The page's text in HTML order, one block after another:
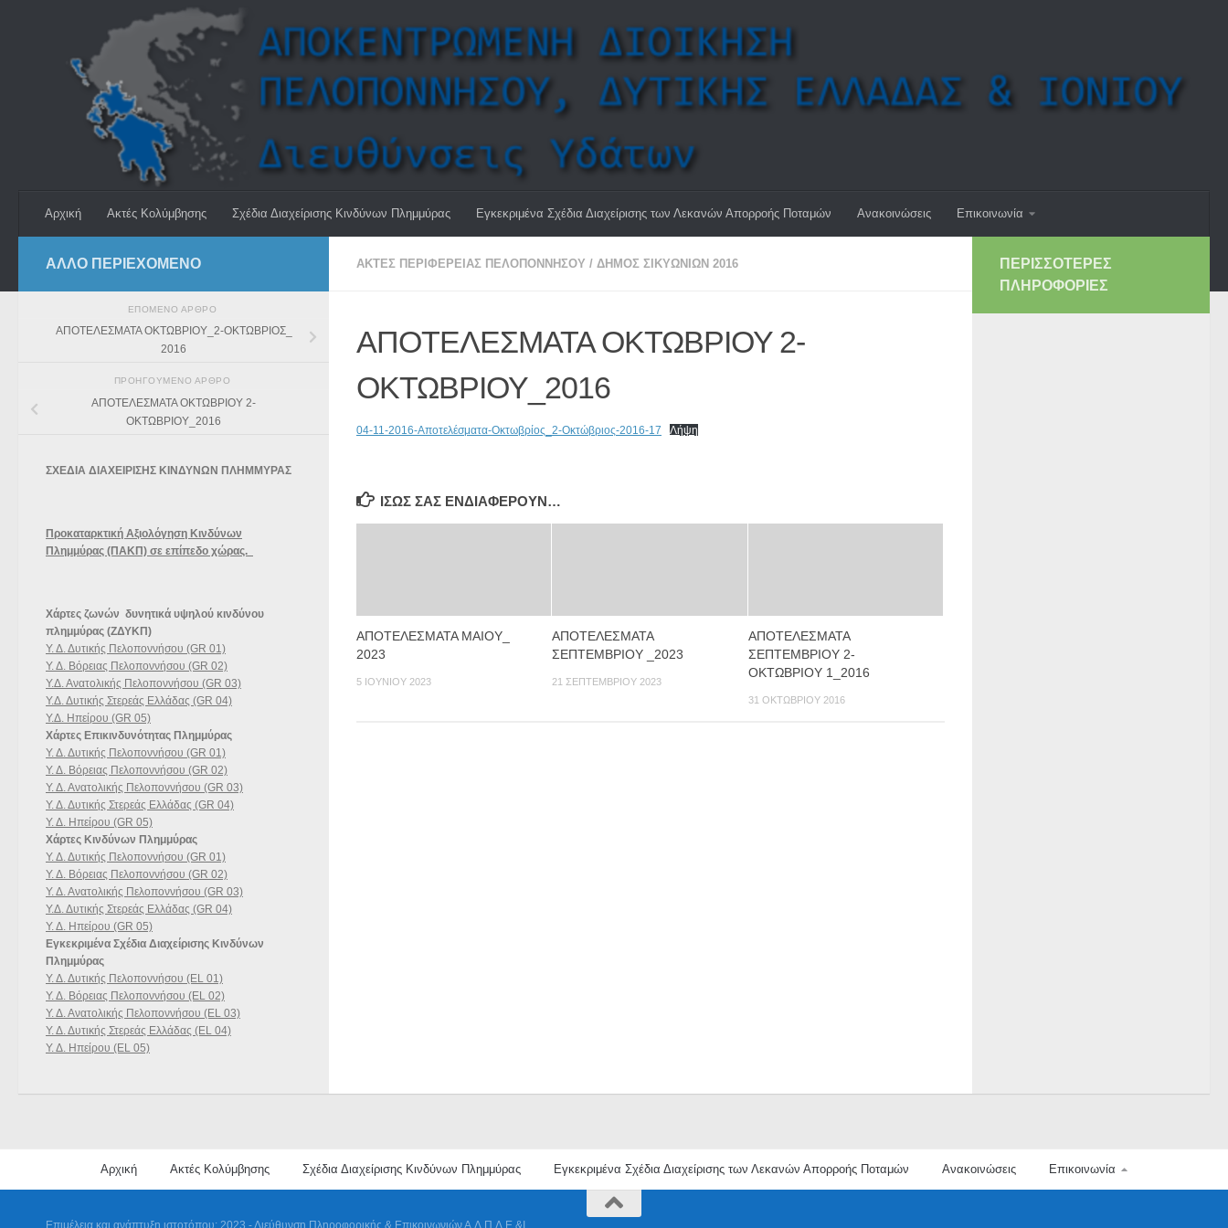
Αρχική Ακτές Κολύμβησης Σχέδια Διαχείρισης Κινδύνων Πλημμύρας Εγκεκριμένα Σχέδια Διαχείρισης των Λεκανών Απορροής Ποταμών Ανακοινώσεις Επικοινωνία
ΑΚΤΈΣ ΠΕΡΙΦΈΡΕΙΑΣ ΠΕΛΟΠΟΝΝΉΣΟΥ / ΔΗΜΟΣ ΣΙΚΥΩΝΙΩΝ 2016
ΑΠΟΤΕΛΕΣΜΑΤΑ ΟΚΤΩΒΡΙΟΥ 2-
ΟΚΤΩΒΡΙΟΥ_2016
04-11-2016-Αποτελέσματα-Οκτωβρίος_2-Οκτώβριος-2016-17 Λήψη
ΊΣΩΣ ΣΑΣ ΕΝΔΙΑΦΈΡΟΥΝ…
ΑΠΟΤΕΛΕΣΜΑΤΑ ΜΑΙΟΥ_
2023
5 ΙΟΥΝΊΟΥ 2023
ΑΠΟΤΕΛΕΣΜΑΤΑ
ΣΕΠΤΕΜΒΡΙΟΥ _2023
21 ΣΕΠΤΕΜΒΡΊΟΥ 2023
ΑΠΟΤΕΛΕΣΜΑΤΑ
ΣΕΠΤΕΜΒΡΙΟΥ 2-
ΟΚΤΩΒΡΙΟΥ 1_2016
31 ΟΚΤΩΒΡΊΟΥ 2016
ΆΛΛΟ ΠΕΡΙΕΧΟΜΕΝΟ
ΕΠΌΜΕΝΟ ΆΡΘΡΟ
ΑΠΟΤΕΛΕΣΜΑΤΑ ΟΚΤΩΒΡΙΟΥ_2-ΟΚΤΩΒΡΙΟΣ_
2016
ΠΡΟΗΓΟΎΜΕΝΟ ΆΡΘΡΟ
ΑΠΟΤΕΛΕΣΜΑΤΑ ΟΚΤΩΒΡΙΟΥ 2-
ΟΚΤΩΒΡΙΟΥ_2016
ΣΧΕΔΙΑ ΔΙΑΧΕΙΡΙΣΗΣ ΚΙΝΔΥΝΩΝ ΠΛΗΜΜΥΡΑΣ
Προκαταρκτική Αξιολόγηση Κινδύνων
Πλημμύρας (ΠΑΚΠ) σε επίπεδο χώρας.
Χάρτες ζωνών δυνητικά υψηλού κινδύνου
πλημμύρας (ΖΔΥΚΠ)
Υ. Δ. Δυτικής Πελοποννήσου (GR 01)
Υ. Δ. Βόρειας Πελοποννήσου (GR 02)
Υ.Δ. Ανατολικής Πελοποννήσου (GR 03)
Υ.Δ. Δυτικής Στερεάς Ελλάδας (GR 04)
Υ.Δ. Ηπείρου (GR 05)
Χάρτες Επικινδυνότητας Πλημμύρας
Υ. Δ. Δυτικής Πελοποννήσου (GR 01)
Υ. Δ. Βόρειας Πελοποννήσου (GR 02)
Υ. Δ. Ανατολικής Πελοποννήσου (GR 03)
Υ. Δ. Δυτικής Στερεάς Ελλάδας (GR 04)
Υ. Δ. Ηπείρου (GR 05)
Χάρτες Κινδύνων Πλημμύρας
Υ. Δ. Δυτικής Πελοποννήσου (GR 01)
Υ. Δ. Βόρειας Πελοποννήσου (GR 02)
Υ. Δ. Ανατολικής Πελοποννήσου (GR 03)
Υ.Δ. Δυτικής Στερεάς Ελλάδας (GR 04)
Υ. Δ. Ηπείρου (GR 05)
Εγκεκριμένα Σχέδια Διαχείρισης Κινδύνων
Πλημμύρας
Υ. Δ. Δυτικής Πελοποννήσου (EL 01)
Υ. Δ. Βόρειας Πελοποννήσου (EL 02)
Υ. Δ. Ανατολικής Πελοποννήσου (EL 03)
Υ. Δ. Δυτικής Στερεάς Ελλάδας (EL 04)
Υ. Δ. Ηπείρου (EL 05)
ΠΕΡΙΣΣΌΤΕΡΕΣ
ΠΛΗΡΟΦΟΡΊΕΣ
Αρχική Ακτές Κολύμβησης Σχέδια Διαχείρισης Κινδύνων Πλημμύρας Εγκεκριμένα Σχέδια Διαχείρισης των Λεκανών Απορροής Ποταμών Ανακοινώσεις Επικοινωνία
Επιμέλεια και ανάπτυξη ιστοτόπου: 2023 - Διεύθυνση Πληροφορικής & Επικοινωνιών Α.Δ.Π.Δ.Ε.&Ι